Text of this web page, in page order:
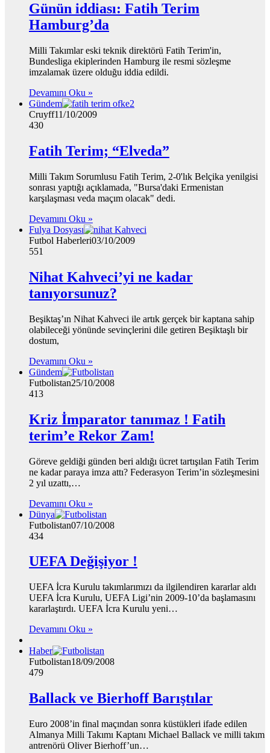
Günün iddiası: Fatih Terim
Hamburg’da
Milli Takımlar eski teknik direktörü Fatih Terim'in,
Bundesliga ekiplerinden Hamburg ile resmi sözleşme
imzalamak üzere olduğu iddia edildi.
Devamını Oku »
Gündem
Cruyff11/10/2009
430
Fatih Terim; “Elveda”
Milli Takım Sorumlusu Fatih Terim, 2-0'lık Belçika yenilgisi
sonrası yaptığı açıklamada, "Bursa'daki Ermenistan
karşılaşması veda maçım olacak" dedi.
Devamını Oku »
Fulya Dosyası
Futbol Haberleri03/10/2009
551
Nihat Kahveci’yi ne kadar
tanıyorsunuz?
Beşiktaş’ın Nihat Kahveci ile artık gerçek bir kaptana sahip
olabileceği yönünde sevinçlerini dile getiren Beşiktaşlı bir
dostum,
Devamını Oku »
Gündem
Futbolistan25/10/2008
413
Kriz İmparator tanımaz ! Fatih
terim’e Rekor Zam!
Göreve geldiği günden beri aldığı ücret tartışılan Fatih Terim
ne kadar paraya imza attı? Federasyon Terim’in sözleşmesini
2 yıl uzattı,…
Devamını Oku »
Dünya
Futbolistan07/10/2008
434
UEFA Değişiyor !
UEFA İcra Kurulu takımlarımızı da ilgilendiren kararlar aldı
UEFA İcra Kurulu, UEFA Ligi’nin 2009-10’da başlamasını
kararlaştırdı. UEFA İcra Kurulu yeni…
Devamını Oku »
Haber
Futbolistan18/09/2008
479
Ballack ve Bierhoff Barıştılar
Euro 2008’in final maçından sonra küstükleri ifade edilen
Almanya Milli Takımı Kaptanı Michael Ballack ve milli takım
antrenörü Oliver Bierhoff’un…